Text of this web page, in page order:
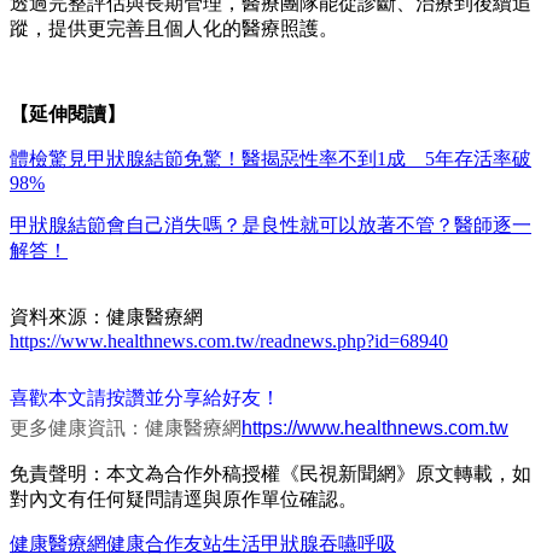
蹤，提供更完善且個人化的醫療照護。
【延伸閱讀】
體檢驚見甲狀腺結節免驚！醫揭惡性率不到1成 5年存活率破
98%
甲狀腺結節會自己消失嗎？是良性就可以放著不管？醫師逐一
解答！
資料來源：健康醫療網
https://www.healthnews.com.tw/readnews.php?id=68940
喜歡本文請按讚並分享給好友！
更多健康資訊：健康醫療網 https://www.healthnews.com.tw
免責聲明：本文為合作外稿授權《民視新聞網》原文轉載，如
對內文有任何疑問請逕與原作單位確認。
健康醫療網健康合作友站生活甲狀腺吞嚥呼吸